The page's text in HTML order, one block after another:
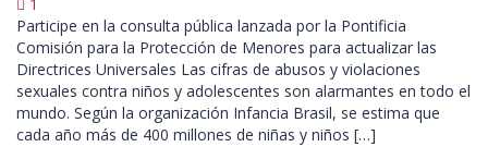
Participe en la consulta pública lanzada por la Pontificia
Comisión para la Protección de Menores para actualizar las
Directrices Universales Las cifras de abusos y violaciones
sexuales contra niños y adolescentes son alarmantes en todo el
mundo. Según la organización Infancia Brasil, se estima que
cada año más de 400 millones de niñas y niños […]